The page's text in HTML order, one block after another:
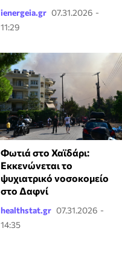
ienergeia.gr 07.31.2026 -
11:29
Φωτιά στο Χαϊδάρι:
Εκκενώνεται το
ψυχιατρικό νοσοκομείο
στο Δαφνί
healthstat.gr 07.31.2026 -
14:35